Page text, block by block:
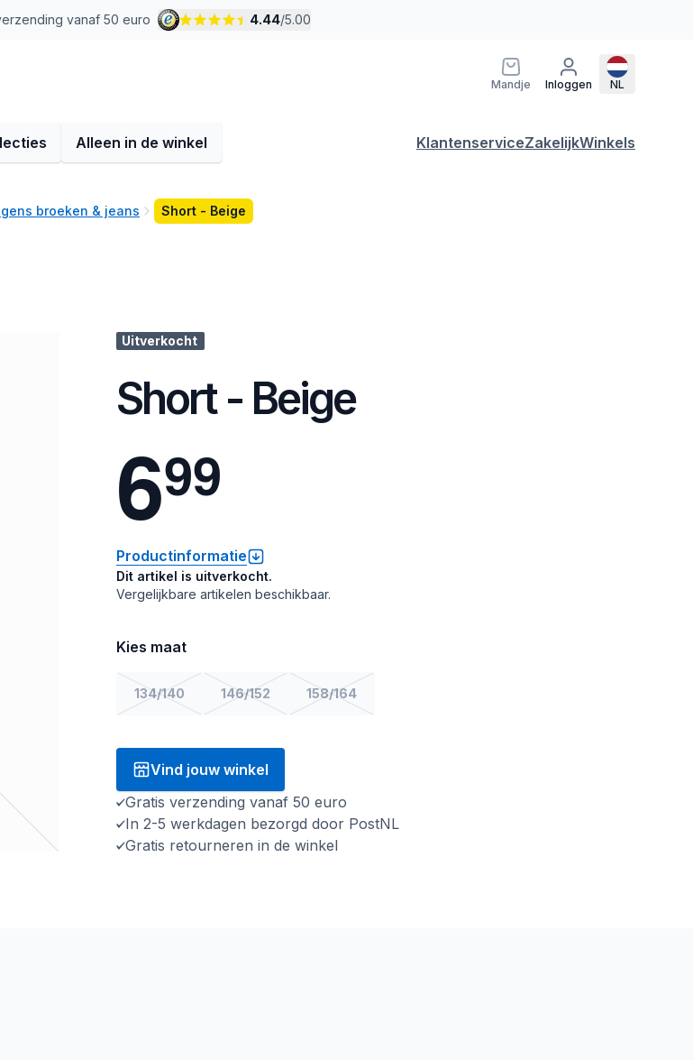
vanaf 50 euro 4.44/5.00
Mandje Inloggen NL
Alleen in de winkel KlantenserviceZakelijkWinkels
broeken & jeans Short - Beige
Uitverkocht
Short - Beige
699
Productinformatie
Dit artikel is uitverkocht.
Vergelijkbare artikelen beschikbaar.
Kies maat
134/140 146/152 158/164
Vind jouw winkel
Gratis verzending vanaf 50 euro
In 2-5 werkdagen bezorgd door PostNL
Gratis retourneren in de winkel